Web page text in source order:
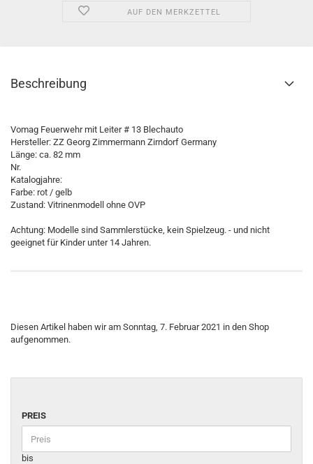
AUF DEN MERKZETTEL
Beschreibung
Vomag Feuerwehr mit Leiter # 13 Blechauto
Hersteller: ZZ Georg Zimmermann Zirndorf Germany
Länge: ca. 82 mm
Nr.
Katalogjahre:
Farbe: rot / gelb
Zustand: Vitrinenmodell ohne OVP
Achtung: Modelle sind Sammlerstücke, kein Spielzeug. - und nicht
geeignet für Kinder unter 14 Jahren.
Diesen Artikel haben wir am Sonntag, 7. Februar 2021 in den Shop
aufgenommen.
PREIS
bis